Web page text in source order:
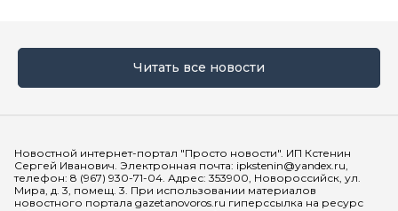
Читать все новости
Новостной интернет-портал "Просто новости". ИП Кстенин
Сергей Иванович. Электронная почта: ipkstenin@yandex.ru,
телефон: 8 (967) 930-71-04. Адрес: 353900, Новороссийск, ул.
Мира, д. 3, помещ. 3. При использовании материалов
новостного портала gazetanovoros.ru гиперссылка на ресурс